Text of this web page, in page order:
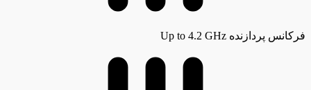
فرکانس پردازنده Up to 4.2 GHz